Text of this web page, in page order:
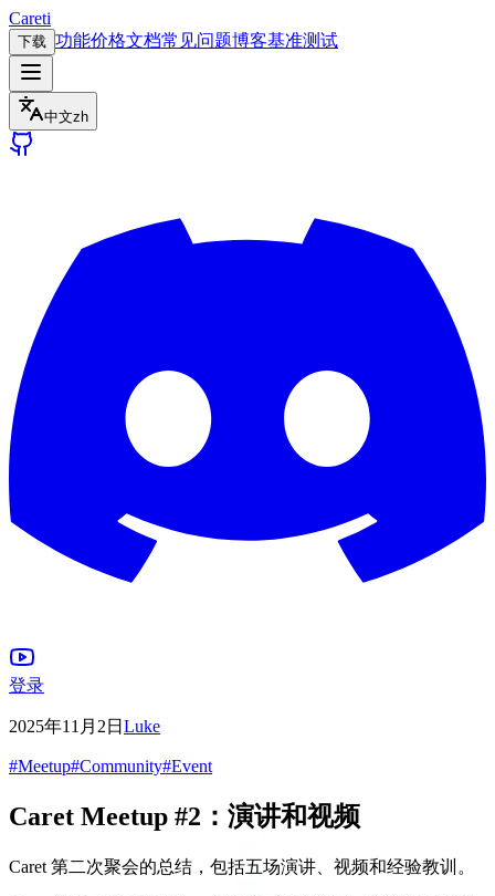
Careti
下载 功能价格文档常见问题博客基准测试
中文zh
登录
2025年11月2日 Luke
#Meetup#Community#Event
Caret Meetup #2：演讲和视频
Caret 第二次聚会的总结，包括五场演讲、视频和经验教训。